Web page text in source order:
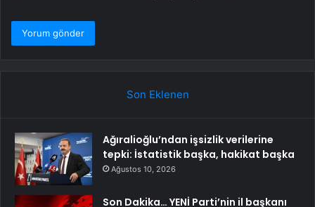
Son Eklenen
Ağıralioğlu’ndan işsizlik verilerine
tepki: İstatistik başka, hakikat başka
Ağustos 10, 2026
Son Dakika… YENİ Parti’nin il başkanı